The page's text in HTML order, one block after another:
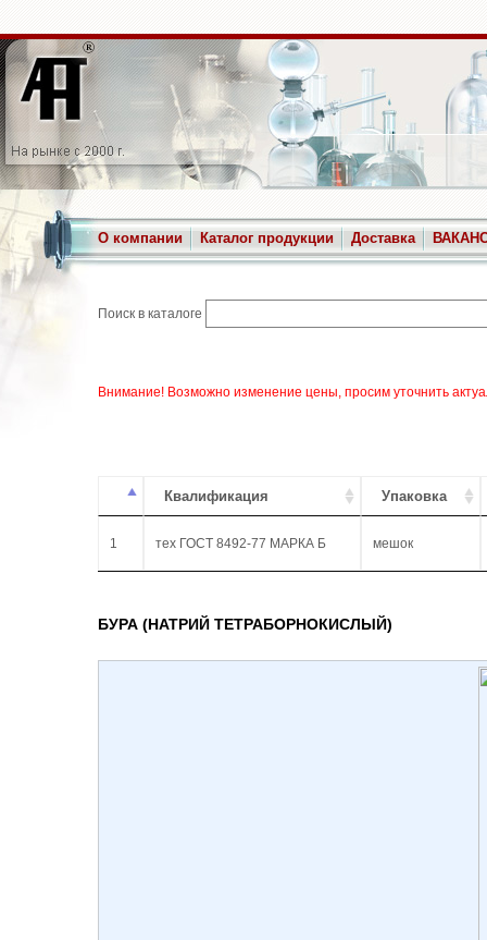
О компании Каталог продукции Доставка
Поиск в каталоге
Внимание! Возможно изменение цены, просим уточнить
Квалификация Упаковка
1 тех ГОСТ 8492-77 МАРКА Б мешок
БУРА (НАТРИЙ ТЕТРАБОРНОКИСЛЫЙ)